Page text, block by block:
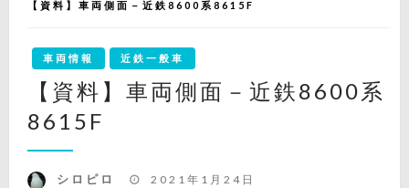
【資料】車両側面－近鉄8600系8615F
車両情報 近鉄一般車
【資料】車両側面－近鉄8600系
8615F
シロピロ
投
2021年1月24日